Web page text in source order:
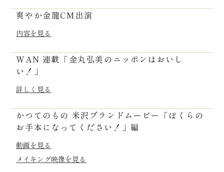
爽やか金龍CM出演
内容を見る
WAN 連載「金丸弘美のニッポンはおいし
い！」
詳しく見る
かつてのもの 米沢ブランドムービー「ぼくらの
お手本になってください！」編
動画を見る
メイキング映像を見る